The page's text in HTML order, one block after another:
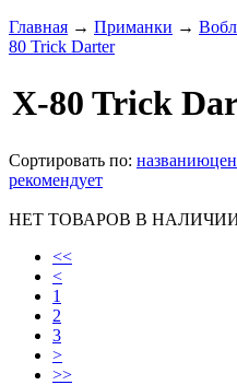
Главная → Приманки →
80 Trick Darter
X-80 Trick
Сортировать по: названию
рекомендует
НЕТ ТОВАРОВ В
<<
<
1
2
3
>
>>